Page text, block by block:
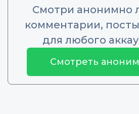
Смотри анонимно
комментарии,
для любого
Смотреть